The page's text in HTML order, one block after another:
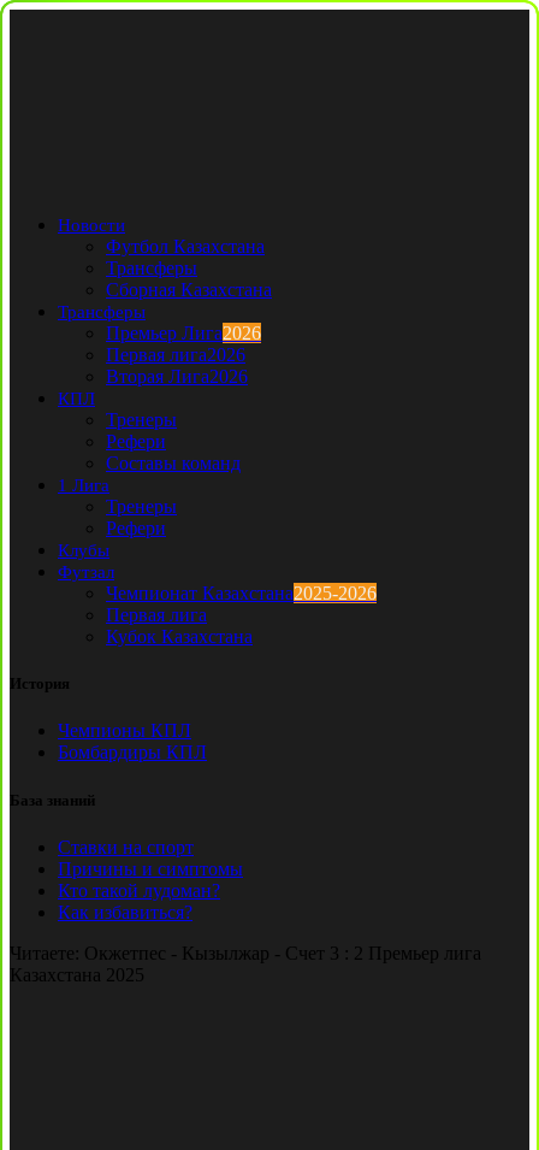
Новости
Футбол Казахстана
Трансферы
Сборная Казахстана
Трансферы
Премьер Лига2026
Первая лига2026
Вторая Лига2026
КПЛ
Тренеры
Рефери
Составы команд
1 Лига
Тренеры
Рефери
Клубы
Футзал
Чемпионат Казахстана2025-2026
Первая лига
Кубок Казахстана
История
Чемпионы КПЛ
Бомбардиры КПЛ
База знаний
Ставки на спорт
Причины и симптомы
Кто такой лудоман?
Как избавиться?
Читаете: Окжетпес - Кызылжар - Счет 3 : 2 Премьер лига
Казахстана 2025